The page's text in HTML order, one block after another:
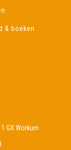
& boeken
GX Workum